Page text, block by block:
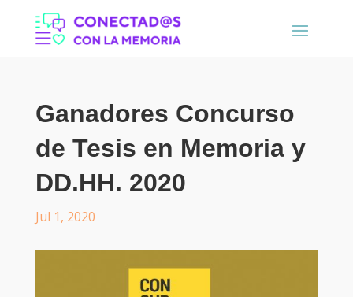
Ganadores Concurso
de Tesis en Memoria y
DD.HH. 2020
Jul 1, 2020